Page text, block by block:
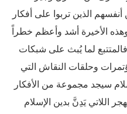
الذين تربوا على أفكار
الأخيرة أشد وأعظم خطراً
لما يُبث على شبكات
وحلقات النقاش التي
سيجد مجموعة من الأفكار
اللاتي يَدِنَّ بدين الإسلام